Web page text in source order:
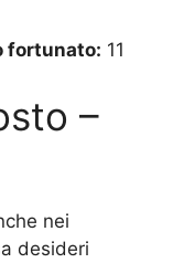
fortunato: 11
–
nei
desideri